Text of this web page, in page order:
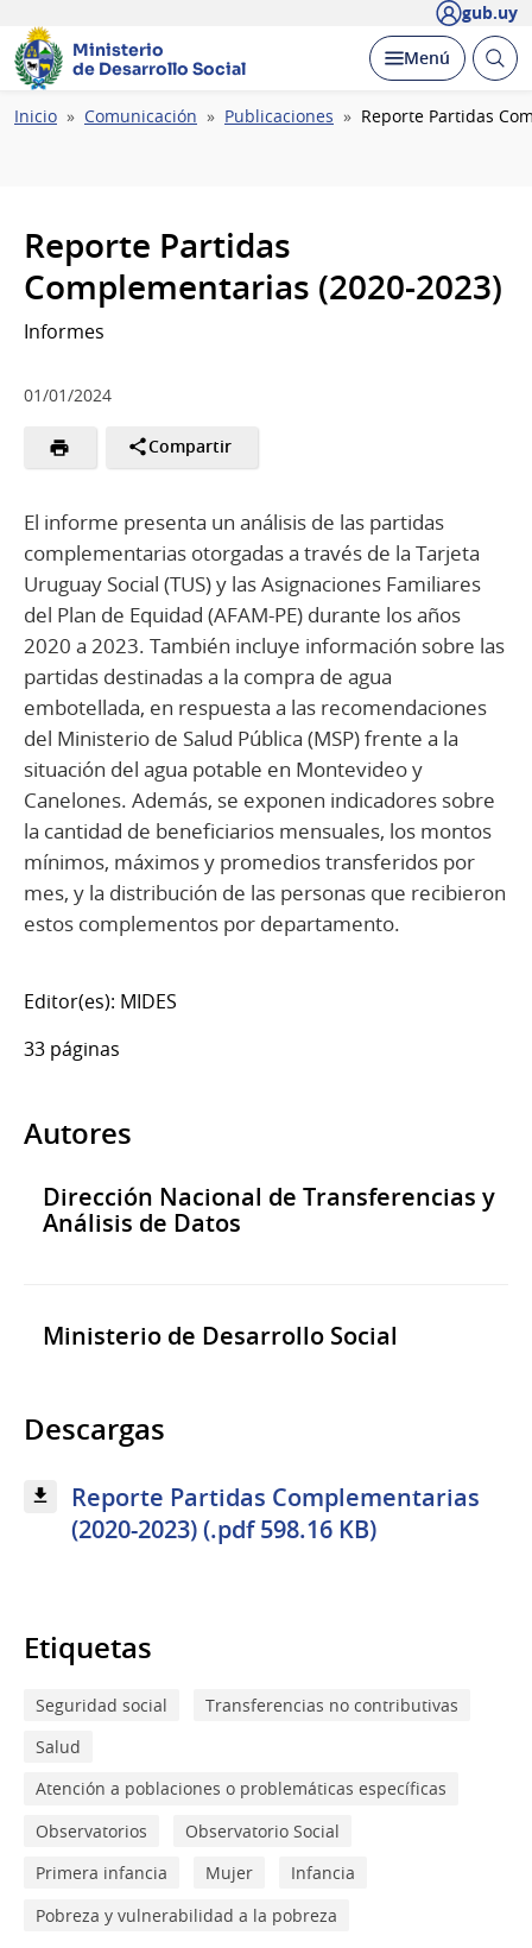
gub.uy
Ministerio
de Desarrollo Social
Desplegar
Menú Abrir
Ruta
Inicio Comunicación Publicaciones Reporte Partidas
Reporte Partidas
Complementarias (2020-2023)
Informes
01/01/2024
Compartir
El informe presenta un análisis de las partidas
complementarias otorgadas a través de la Tarjeta
Uruguay Social (TUS) y las Asignaciones Familiares
del Plan de Equidad (AFAM-PE) durante los años
2020 a 2023. También incluye información sobre las
partidas destinadas a la compra de agua
embotellada, en respuesta a las recomendaciones
del Ministerio de Salud Pública (MSP) frente a la
situación del agua potable en Montevideo y
Canelones. Además, se exponen indicadores sobre
la cantidad de beneficiarios mensuales, los montos
mínimos, máximos y promedios transferidos por
mes, y la distribución de las personas que recibieron
estos complementos por departamento.
Editor(es): MIDES
33 páginas
Autores
Dirección Nacional de Transferencias y
Análisis de Datos
Ministerio de Desarrollo Social
Descargas
Reporte Partidas Complementarias
(2020-2023) (.pdf 598.16 KB)
Etiquetas
Seguridad social
Transferencias no contributivas
Salud
Atención a poblaciones o problemáticas específicas
Observatorios
Observatorio Social
Primera infancia
Mujer
Infancia
Pobreza y vulnerabilidad a la pobreza